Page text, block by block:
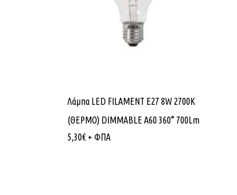
Λάμπα LED FILAMENT E27 8W 2700K
(ΘΕΡΜΟ) DIMMABLE Α60 360° 700Lm
5,30€ + ΦΠΑ